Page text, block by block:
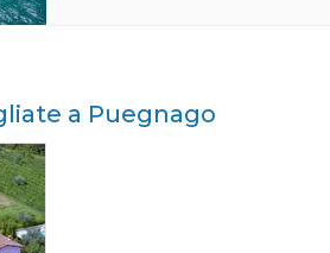
a Puegnago